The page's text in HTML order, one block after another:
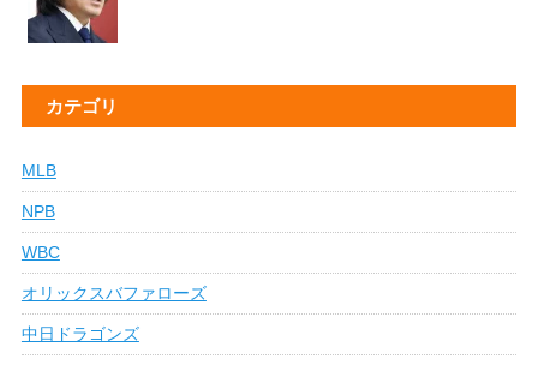
カテゴリ
MLB
NPB
WBC
オリックスバファローズ
中日ドラゴンズ